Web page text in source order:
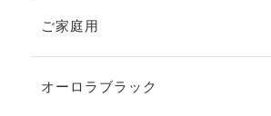
ご家庭用
オーロラブラック